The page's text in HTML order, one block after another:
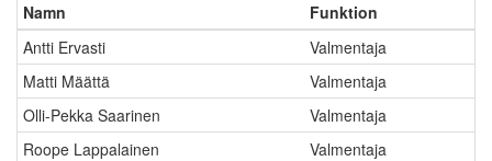
Namn
Funktion
Antti Ervasti
Valmentaja
Matti Määttä
Valmentaja
Olli-Pekka Saarinen
Valmentaja
Roope Lappalainen
Valmentaja